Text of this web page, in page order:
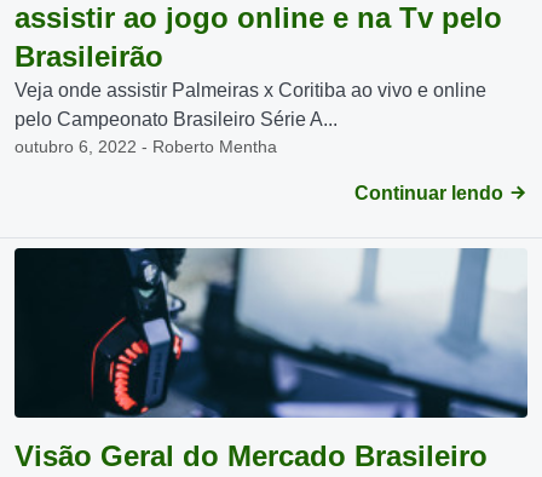
assistir ao jogo online e na Tv pelo
Brasileirão
Veja onde assistir Palmeiras x Coritiba ao vivo e online
pelo Campeonato Brasileiro Série A...
outubro 6, 2022 - Roberto Mentha
Continuar lendo
Visão Geral do Mercado Brasileiro